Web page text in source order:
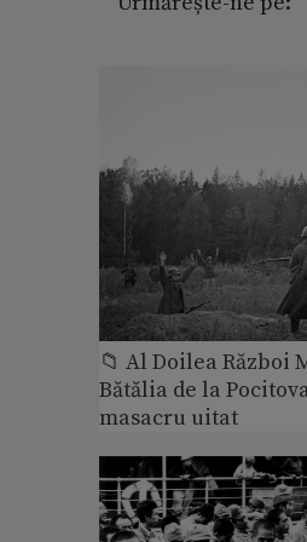
📁 Al Doilea Război
Bătălia de la
masacru uitat